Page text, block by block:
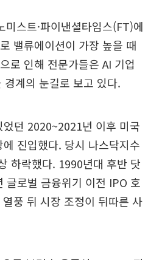
스트·파이낸셜타임스(FT)에
밸류에이션이 가장 높을 때
로 인해 전문가들은 AI 기업
경계의 눈길로 보고 있다.
던 2020~2021년 이후 미국
진입했다. 당시 나스닥지수
하락했다. 1990년대 후반 닷
글로벌 금융위기 이전 IPO 호
풍 뒤 시장 조정이 뒤따른 사